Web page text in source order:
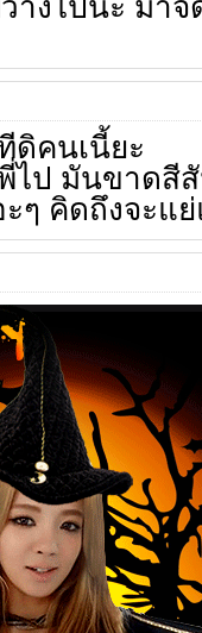
งไปนะ มาจั
ดิคนเนี้ยะ
ไป มันขาดสี
ะๆ คิดถึงจะแ